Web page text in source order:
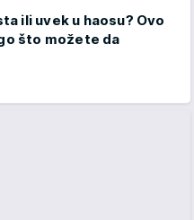
ili uvek u haosu? Ovo
što možete da